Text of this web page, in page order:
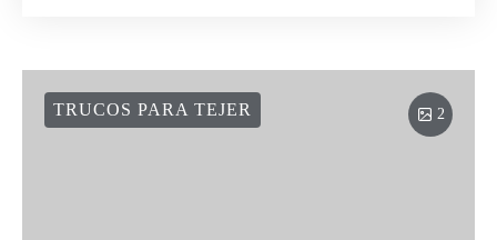
2
TRUCOS PARA TEJER